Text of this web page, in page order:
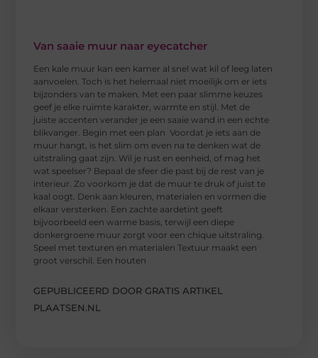
Van saaie muur naar eyecatcher
Een kale muur kan een kamer al snel wat kil of leeg laten
aanvoelen. Toch is het helemaal niet moeilijk om er iets
bijzonders van te maken. Met een paar slimme keuzes
geef je elke ruimte karakter, warmte en stijl. Met de
juiste accenten verander je een saaie wand in een echte
blikvanger. Begin met een plan Voordat je iets aan de
muur hangt, is het slim om even na te denken wat de
uitstraling gaat zijn. Wil je rust en eenheid, of mag het
wat speelser? Bepaal de sfeer die past bij de rest van je
interieur. Zo voorkom je dat de muur te druk of juist te
kaal oogt. Denk aan kleuren, materialen en vormen die
elkaar versterken. Een zachte aardetint geeft
bijvoorbeeld een warme basis, terwijl een diepe
donkergroene muur zorgt voor een chique uitstraling.
Speel met texturen en materialen Textuur maakt een
groot verschil. Een houten
GEPUBLICEERD DOOR GRATIS ARTIKEL
PLAATSEN.NL